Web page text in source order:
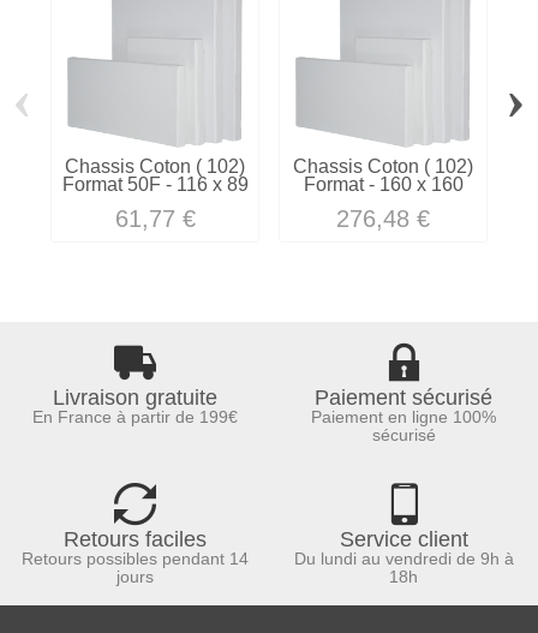
Chassis Coton ( 102)
Format 50F - 116 x 89
61,77 €
Chassis Coton ( 102)
Format - 160 x 160
276,48 €
‹ ›
Livraison gratuite
En France à partir de 199€
Paiement sécurisé
Paiement en ligne 100%
sécurisé
Retours faciles
Retours possibles pendant 14
jours
Service client
Du lundi au vendredi de 9h à
18h